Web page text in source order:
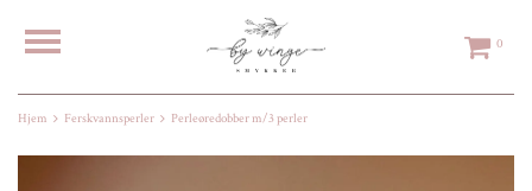
0
Hjem Ferskvannsperler Perleøredobber m/3 perler